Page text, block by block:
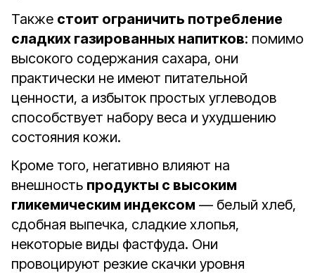
Также стоит ограничить потребление
сладких газированных напитков: помимо
высокого содержания сахара, они
практически не имеют питательной
ценности, а избыток простых углеводов
способствует набору веса и ухудшению
состояния кожи.
Кроме того, негативно влияют на
внешность продукты с высоким
гликемическим индексом — белый хлеб,
сдобная выпечка, сладкие хлопья,
некоторые виды фастфуда. Они
провоцируют резкие скачки уровня